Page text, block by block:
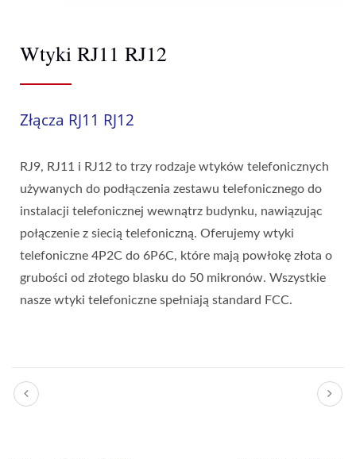
Wtyki RJ11 RJ12
Złącza RJ11 RJ12
RJ9, RJ11 i RJ12 to trzy rodzaje wtyków telefonicznych
używanych do podłączenia zestawu telefonicznego do
instalacji telefonicznej wewnątrz budynku, nawiązując
połączenie z siecią telefoniczną. Oferujemy wtyki
telefoniczne 4P2C do 6P6C, które mają powłokę złota o
grubości od złotego blasku do 50 mikronów. Wszystkie
nasze wtyki telefoniczne spełniają standard FCC.